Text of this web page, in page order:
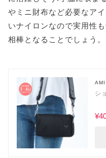
やミニ財布など必要なア
いナイロンなので実用性
相棒となることでしょう。
AMI
シ